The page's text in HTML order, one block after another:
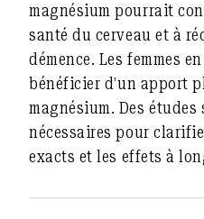
magnésium pourrait
santé du cerveau et à
démence. Les femmes
bénéficier d’un apport
magnésium. Des
nécessaires pour
exacts et les effets à